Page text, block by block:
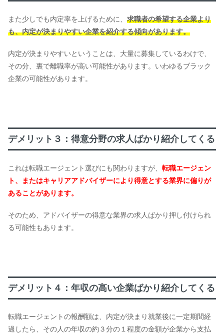
また少しでも内定率を上げるために、 求職者の希望する企業より
も、内定が決まりやすい企業を紹介する傾向があります。
内定が決まりやすいということは、大量に募集しているわけで、
その分、裏で離職率が高い可能性があります。いわゆるブラック
企業の可能性があります。
デメリット３：得意分野の求人ばかり紹介してくる
これは転職エージェント選びにも関わりますが、 転職エージェン
ト、またはキャリアアドバイザーにより得意とする業界に偏りが
あることがあります。
そのため、アドバイザーの得意な業界の求人ばかり押し付けられ
る可能性もあります。
デメリット４：年収の高い企業ばかり紹介してくる
転職エージェントの報酬額は、内定が決まり就業後に一定期間経
過したら、その人の年収の約３分の１程度の金額が企業から支払